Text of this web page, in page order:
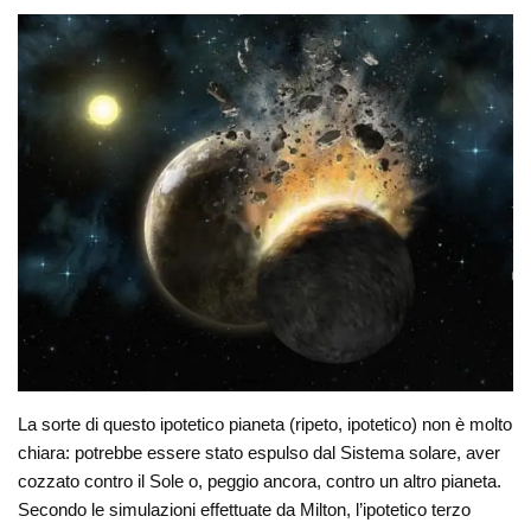
La sorte di questo ipotetico pianeta (ripeto, ipotetico) non è molto
chiara: potrebbe essere stato espulso dal Sistema solare, aver
cozzato contro il Sole o, peggio ancora, contro un altro pianeta.
Secondo le simulazioni effettuate da Milton, l’ipotetico terzo